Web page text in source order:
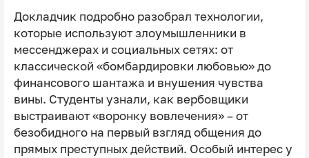
Докладчик подробно разобрал технологии,
которые используют злоумышленники в
мессенджерах и социальных сетях: от
классической «бомбардировки любовью» до
финансового шантажа и внушения чувства
вины. Студенты узнали, как вербовщики
выстраивают «воронку вовлечения» – от
безобидного на первый взгляд общения до
прямых преступных действий. Особый интерес у